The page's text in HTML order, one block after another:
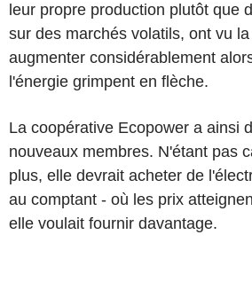
leur propre production plutôt que
sur des marchés volatils, ont vu
augmenter considérablement
l'énergie grimpent en flèche.
La coopérative Ecopower a ainsi
nouveaux membres. N'étant pas
plus, elle devrait acheter de
au comptant - où les prix
elle voulait fournir davantage.